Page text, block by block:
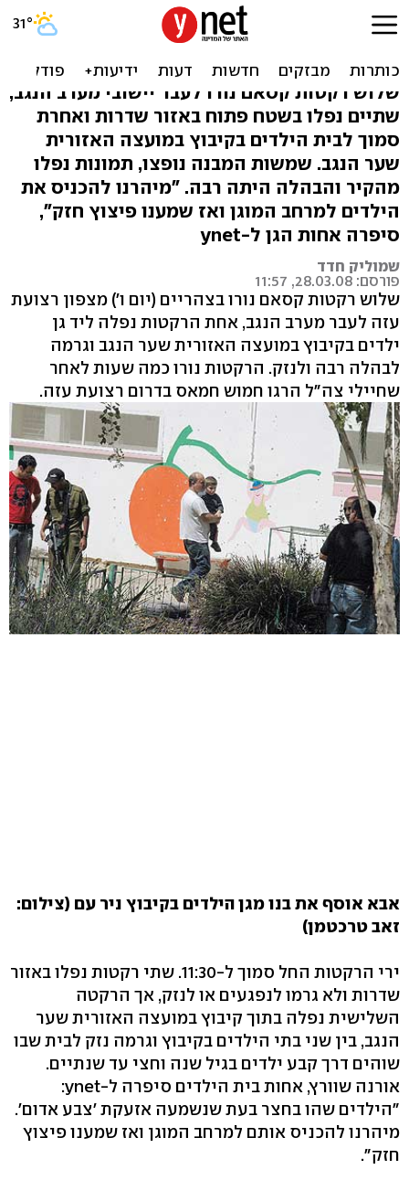
נס בקיבוץ: בית הילדים נפגע,
הפעוטות ניצלו
שלוש רקטות קסאם נורו לעבר יישובי מערב הנגב,
שתיים נפלו בשטח פתוח באזור שדרות ואחרת
סמוך לבית הילדים בקיבוץ במועצה האזורית
שער הנגב. שמשות המבנה נופצו, תמונות נפלו
מהקיר והבהלה היתה רבה. "מיהרנו להכניס את
הילדים למרחב המוגן ואז שמענו פיצוץ חזק",
סיפרה אחות הגן ל-ynet
שמוליק חדד
פורסם: 28.03.08, 11:57
שלוש רקטות קסאם נורו בצהריים (יום ו') מצפון רצועת
עזה לעבר מערב הנגב, אחת הרקטות נפלה ליד גן
ילדים בקיבוץ במועצה האזורית שער הנגב וגרמה
לבהלה רבה ולנזק. הרקטות נורו כמה שעות לאחר
שחיילי צה"ל הרגו חמוש חמאס בדרום רצועת עזה.
אבא אוסף את בנו מגן הילדים בקיבוץ ניר עם (צילום:
זאב טרכטמן)
ירי הרקטות החל סמוך ל-11:30. שתי רקטות נפלו באזור
שדרות ולא גרמו לנפגעים או לנזק, אך הרקטה
השלישית נפלה בתוך קיבוץ במועצה האזורית שער
הנגב, בין שני בתי הילדים בקיבוץ וגרמה נזק לבית שבו
שוהים דרך קבע ילדים בגיל שנה וחצי עד שנתיים.
אורנה שוורץ, אחות בית הילדים סיפרה ל-ynet:
"הילדים שהו בחצר בעת שנשמעה אזעקת 'צבע אדום'.
מיהרנו להכניס אותם למרחב המוגן ואז שמענו פיצוץ
חזק".